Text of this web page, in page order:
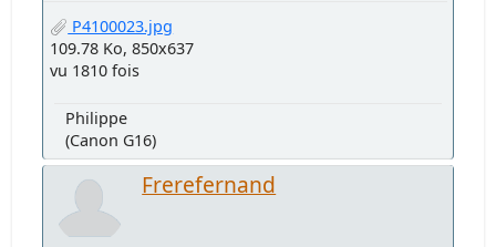
P4100023.jpg
109.78 Ko, 850x637
vu 1810 fois
Philippe
(Canon G16)
Frerefernand